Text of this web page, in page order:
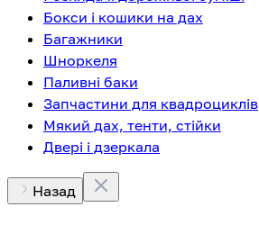
Бокси і кошики на дах
Багажники
Шноркеля
Паливні баки
Запчастини для квадроциклів
Мякий дах, тенти, стійки
Двері і дзеркала
Назад